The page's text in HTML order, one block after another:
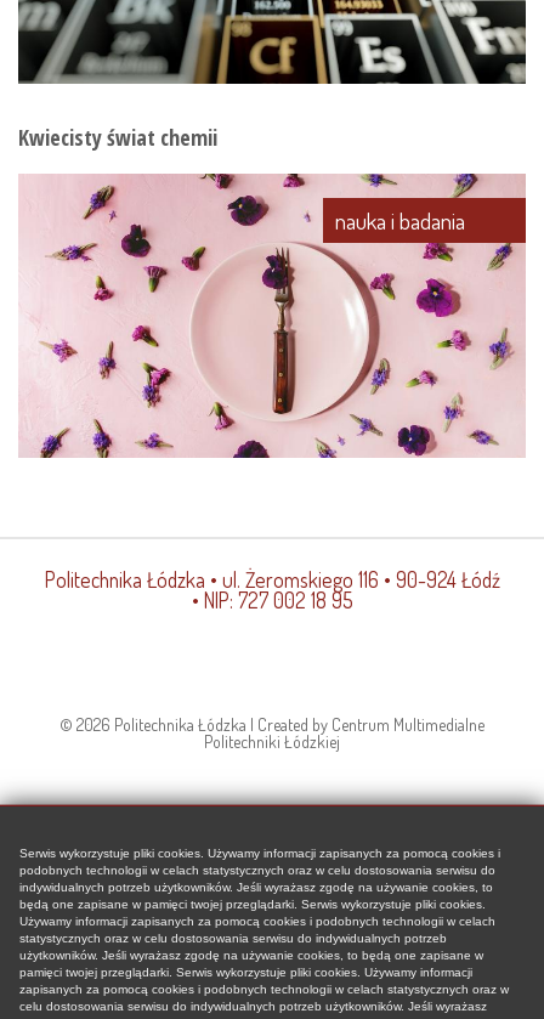
Kwiecisty świat chemii
nauka i badania
Politechnika Łódzka • ul. Żeromskiego 116 • 90-924 Łódź
• NIP: 727 002 18 95
© 2026 Politechnika Łódzka | Created by Centrum Multimedialne
Politechniki Łódzkiej
Serwis wykorzystuje pliki cookies. Używamy informacji zapisanych za pomocą cookies i
podobnych technologii w celach statystycznych oraz w celu dostosowania serwisu do
indywidualnych potrzeb użytkowników. Jeśli wyrażasz zgodę na używanie cookies, to
będą one zapisane w pamięci twojej przeglądarki. Serwis wykorzystuje pliki cookies.
Używamy informacji zapisanych za pomocą cookies i podobnych technologii w celach
statystycznych oraz w celu dostosowania serwisu do indywidualnych potrzeb
użytkowników. Jeśli wyrażasz zgodę na używanie cookies, to będą one zapisane w
pamięci twojej przeglądarki. Serwis wykorzystuje pliki cookies. Używamy informacji
zapisanych za pomocą cookies i podobnych technologii w celach statystycznych oraz w
celu dostosowania serwisu do indywidualnych potrzeb użytkowników. Jeśli wyrażasz